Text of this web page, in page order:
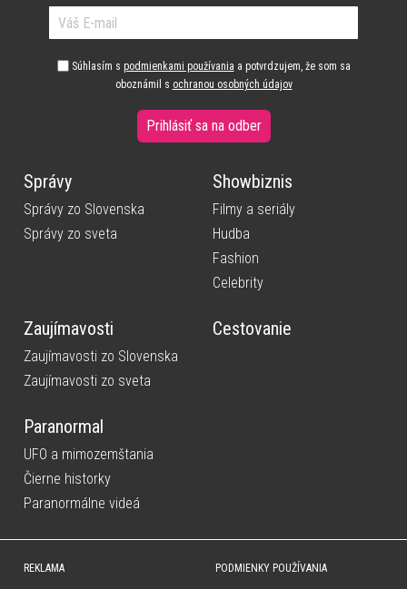
Súhlasím s podmienkami používania a potvrdzujem, že som sa
oboznámil s ochranou osobných údajov
Prihlásiť sa na odber
Správy
Správy zo Slovenska
Správy zo sveta
Showbiznis
Filmy a seriály
Hudba
Fashion
Celebrity
Zaujímavosti
Zaujímavosti zo Slovenska
Zaujímavosti zo sveta
Cestovanie
Paranormal
UFO a mimozemštania
Čierne historky
Paranormálne videá
REKLAMA PODMIENKY POUŽÍVANIA